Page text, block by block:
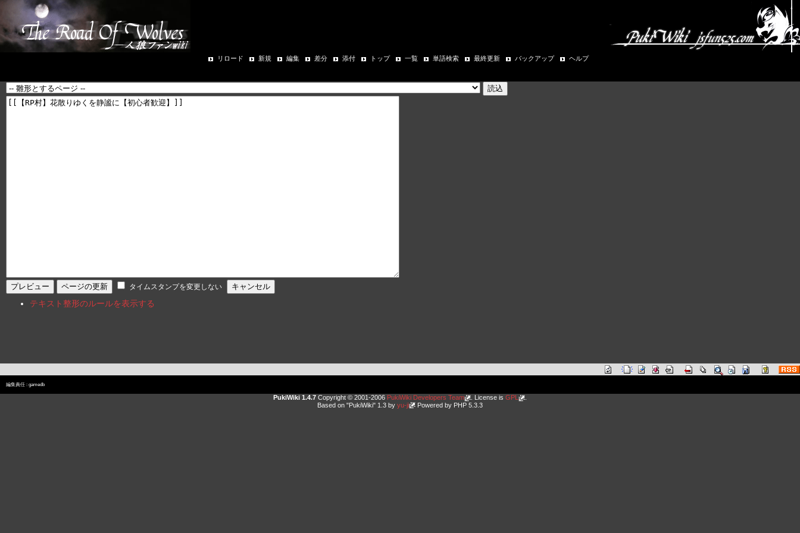
リロード 新規 編集 差分 添付 トップ 一覧 単語検索 最終更新 バックアップ ヘルプ
タイムスタンプを変更しない
テキスト整形のルールを表示する
編集責任 : gamedb
PukiWiki 1.4.7 Copyright © 2001-2006 PukiWiki Developers Team . License is GPL
Based on "PukiWiki" 1.3 by yu-ji Powered by PHP 5.3.3